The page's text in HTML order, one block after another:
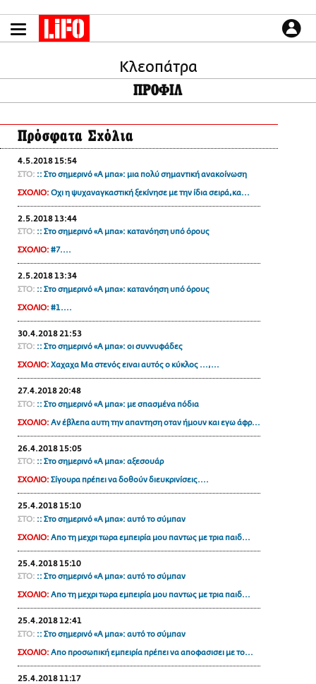
το
περιεχόμενο
LIFO SHOP
NEWSLETTER
ΜΙΚΡΟΠΡΑΓΜΑΤΑ
THE GOOD LIFO
LIFOLAND
CITY GUIDE
ΑΜΠΑ
PRINT
CULTURE
PODCASTS
Plus
Kλεοπάτρα
ΠΡΟΦΙΛ
Πρόσφατα Σχόλια
4.5.2018 15:54
ΣΤΟ: :: Στο σημερινό «Α μπα»: μια πολύ σημαντική ανακοίνωση
ΣΧΟΛΙΟ: Οχι η ψυχαναγκαστική ξεκίνησε με την ίδια σειρά,κα...
2.5.2018 13:44
ΣΤΟ: :: Στο σημερινό «Α μπα»: κατανόηση υπό όρους
ΣΧΟΛΙΟ: #7....
2.5.2018 13:34
ΣΤΟ: :: Στο σημερινό «Α μπα»: κατανόηση υπό όρους
ΣΧΟΛΙΟ: #1....
30.4.2018 21:53
ΣΤΟ: :: Στο σημερινό «Α μπα»: οι συννυφάδες
ΣΧΟΛΙΟ: Χαχαχα Μα στενός ειναι αυτός ο κύκλος ...,...
27.4.2018 20:48
ΣΤΟ: :: Στο σημερινό «Α μπα»: με σπασμένα πόδια
ΣΧΟΛΙΟ: Αν έβλεπα αυτη την απαντηση οταν ήμουν και εγω άφρ...
26.4.2018 15:05
ΣΤΟ: :: Στο σημερινό «Α μπα»: αξεσουάρ
ΣΧΟΛΙΟ: Σίγουρα πρέπει να δοθούν διευκρινίσεις....
25.4.2018 15:10
ΣΤΟ: :: Στο σημερινό «Α μπα»: αυτό το σύμπαν
ΣΧΟΛΙΟ: Απο τη μεχρι τωρα εμπειρία μου παντως με τρια παιδ...
25.4.2018 15:10
ΣΤΟ: :: Στο σημερινό «Α μπα»: αυτό το σύμπαν
ΣΧΟΛΙΟ: Απο τη μεχρι τωρα εμπειρία μου παντως με τρια παιδ...
25.4.2018 12:41
ΣΤΟ: :: Στο σημερινό «Α μπα»: αυτό το σύμπαν
ΣΧΟΛΙΟ: Απο προσωπική εμπειρία πρέπει να αποφασισει με το...
25.4.2018 11:17